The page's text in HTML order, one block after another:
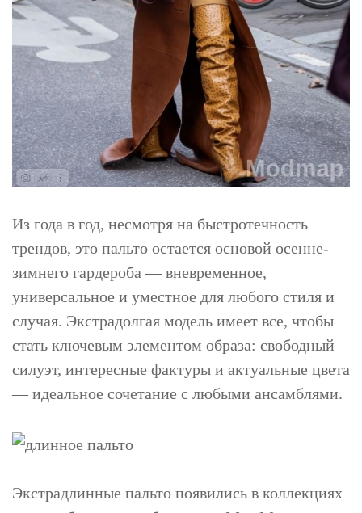
Из года в год, несмотря на быстротечность
трендов, это пальто остается основой осенне-
зимнего гардероба — вневременное,
универсальное и уместное для любого стиля и
случая. Экстрадолгая модель имеет все, чтобы
стать ключевым элементом образа: свободный
силуэт, интересные фактуры и актуальные цвета
— идеальное сочетание с любыми ансамблями.
Экстрадлинные пальто появились в коллекциях